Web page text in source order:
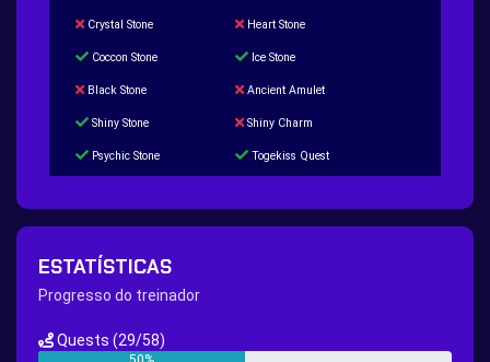
Crystal Stone Heart Stone
Coccon Stone Ice Stone
Black Stone Ancient Amulet
Shiny Stone Shiny Charm
Psychic Stone Togekiss Quest
200 Great Ball Quest
Hippie Outfit Quest
New Continent Quest pt.1 New Continent Quest pt.2
ESTATÍSTICAS
Progresso do treinador
Quests (29/58)